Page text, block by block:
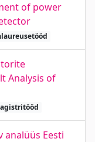
of power
Analysis of
analüüs Eesti